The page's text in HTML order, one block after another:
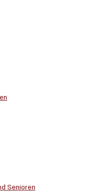
Senioren